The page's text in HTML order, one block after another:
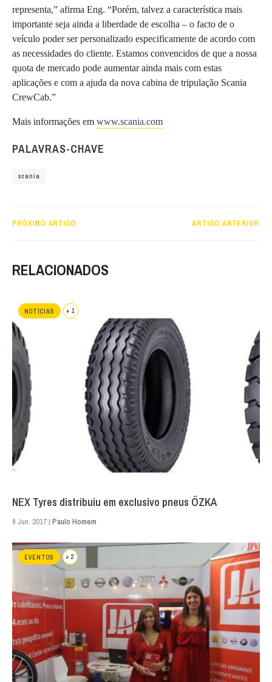
representa,” afirma Eng. “Porém, talvez a característica mais
importante seja ainda a liberdade de escolha – o facto de o
veículo poder ser personalizado especificamente de acordo com
as necessidades do cliente. Estamos convencidos de que a nossa
quota de mercado pode aumentar ainda mais com estas
aplicações e com a ajuda da nova cabina de tripulação Scania
CrewCab.”
Mais informações em www.scania.com
PALAVRAS-CHAVE
scania
PRÓXIMO ARTIGO ARTIGO ANTERIOR
RELACIONADOS
NOTÍCIAS + 1
NEX Tyres distribuiu em exclusivo pneus ÖZKA
9 Jun. 2017 | Paulo Homem
EVENTOS + 2